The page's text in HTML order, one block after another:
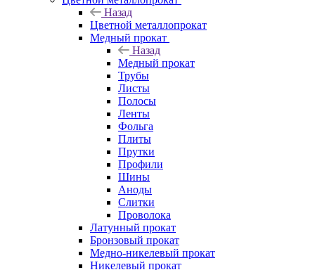
Назад
Цветной металлопрокат
Медный прокат
Назад
Медный прокат
Трубы
Листы
Полосы
Ленты
Фольга
Плиты
Прутки
Профили
Шины
Аноды
Слитки
Проволока
Латунный прокат
Бронзовый прокат
Медно-никелевый прокат
Никелевый прокат